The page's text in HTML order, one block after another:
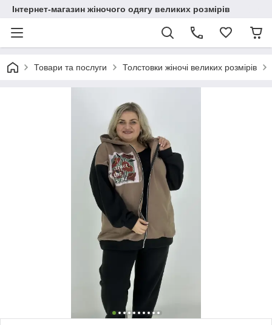
Інтернет-магазин жіночого одягу великих розмірів
Товари та послуги Толстовки жіночі великих розмірів